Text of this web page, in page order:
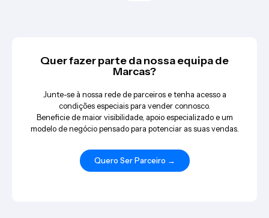
Quer fazer parte da nossa equipa de
Marcas?
Junte-se à nossa rede de parceiros e tenha acesso a
condições especiais para vender connosco.
Beneficie de maior visibilidade, apoio especializado e um
modelo de negócio pensado para potenciar as suas vendas.
Quero Ser Parceiro →